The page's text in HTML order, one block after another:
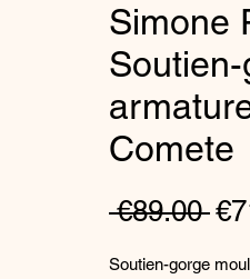
Simone
Comete
€89.00
Soutien-gorge